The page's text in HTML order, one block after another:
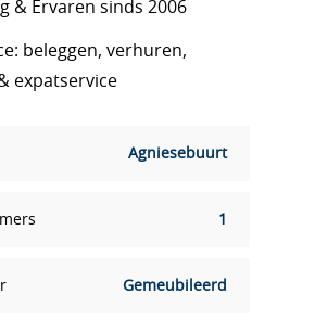
& Ervaren sinds 2006
beleggen, verhuren,
expatservice
Agniesebuurt
1
Gemeubileerd